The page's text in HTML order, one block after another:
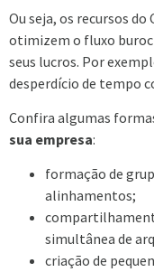
Ou seja, os recursos
otimizem o fluxo
seus lucros. Por
desperdício de tempo
Confira algumas
sua empresa:
formação de
alinhamentos;
simultânea de
criação de